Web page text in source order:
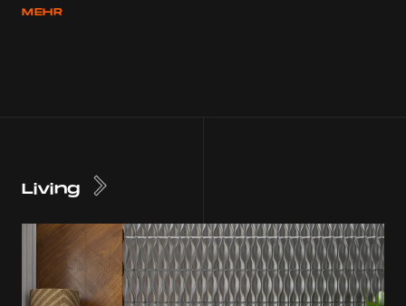
MEHR
Living